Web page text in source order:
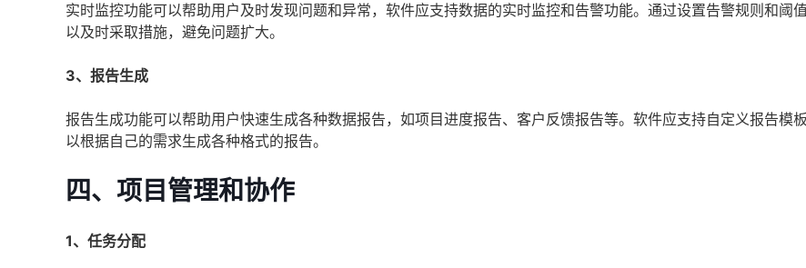
实时监控功能可以帮助用户及时发现问题和异常，软件应支持数据的实时监控和告警功能。通过设置告警规则和阈
以及时采取措施，避免问题扩大。
3、报告生成
报告生成功能可以帮助用户快速生成各种数据报告，如项目进度报告、客户反馈报告等。软件应支持自定义报告模
以根据自己的需求生成各种格式的报告。
四、项目管理和协作
1、任务分配